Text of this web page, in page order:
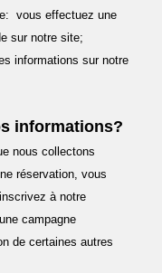
vous effectuez une
sur notre site;
informations sur notre
informations?
nous collectons
réservation, vous
à notre
campagne
de certaines autres